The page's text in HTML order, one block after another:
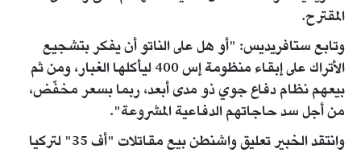
المقترح.
وتابع ستافريديس: "أو هل على الناتو أن يفكر بتشجيع
الأتراك على إبقاء منظومة إس 400 ليأكلها الغبار، ومن ثم
بيعهم نظام دفاع جوي ذو مدى أبعد، ربما بسعر مخفّض،
من أجل سد حاجاتهم الدفاعية المشروعة".
وانتقد الخبير تعليق واشنطن بيع مقاتلات "أف 35" لتركيا